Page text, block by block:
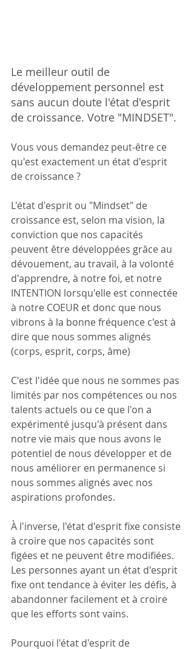
Le meilleur outil de
développement personnel est
sans aucun doute l'état d'esprit
de croissance. Votre "MINDSET".
Vous vous demandez peut-être ce
qu'est exactement un état d'esprit
de croissance ?
L'état d'esprit ou "Mindset" de
croissance est, selon ma vision, la
conviction que nos capacités
peuvent être développées grâce au
dévouement, au travail, à la volonté
d'apprendre, à notre foi, et notre
INTENTION lorsqu'elle est connectée
à notre COEUR et donc que nous
vibrons à la bonne fréquence c'est à
dire que nous sommes alignés
(corps, esprit, corps, âme)
C'est l'idée que nous ne sommes pas
limités par nos compétences ou nos
talents actuels ou ce que l'on a
expérimenté jusqu'à présent dans
notre vie mais que nous avons le
potentiel de nous développer et de
nous améliorer en permanence si
nous sommes alignés avec nos
aspirations profondes.
À l'inverse, l'état d'esprit fixe consiste
à croire que nos capacités sont
figées et ne peuvent être modifiées.
Les personnes ayant un état d'esprit
fixe ont tendance à éviter les défis, à
abandonner facilement et à croire
que les efforts sont vains.
Pourquoi l'état d'esprit de